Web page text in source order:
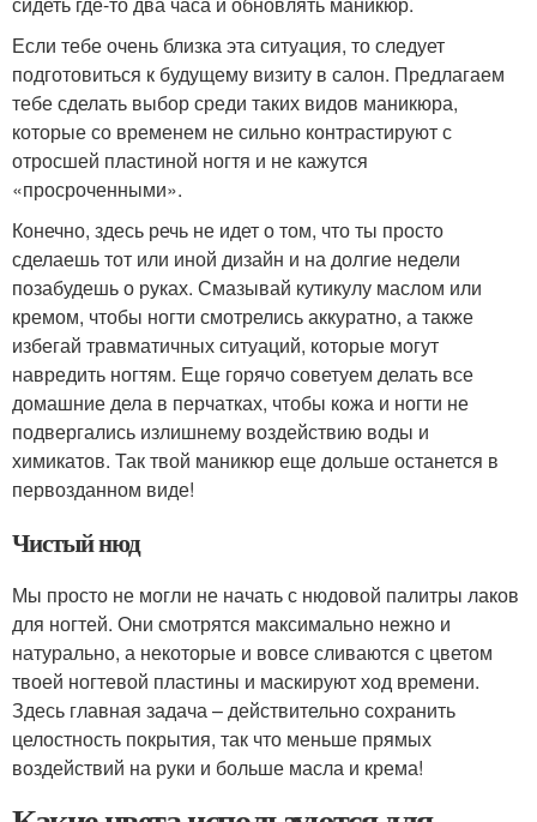
Если тебе очень близка эта ситуация, то следует
подготовиться к будущему визиту в салон. Предлагаем
тебе сделать выбор среди таких видов маникюра,
которые со временем не сильно контрастируют с
отросшей пластиной ногтя и не кажутся
«просроченными».
Конечно, здесь речь не идет о том, что ты просто
сделаешь тот или иной дизайн и на долгие недели
позабудешь о руках. Смазывай кутикулу маслом или
кремом, чтобы ногти смотрелись аккуратно, а также
избегай травматичных ситуаций, которые могут
навредить ногтям. Еще горячо советуем делать все
домашние дела в перчатках, чтобы кожа и ногти не
подвергались излишнему воздействию воды и
химикатов. Так твой маникюр еще дольше останется в
первозданном виде!
Чистый нюд
Мы просто не могли не начать с нюдовой палитры лаков
для ногтей. Они смотрятся максимально нежно и
натурально, а некоторые и вовсе сливаются с цветом
твоей ногтевой пластины и маскируют ход времени.
Здесь главная задача – действительно сохранить
целостность покрытия, так что меньше прямых
воздействий на руки и больше масла и крема!